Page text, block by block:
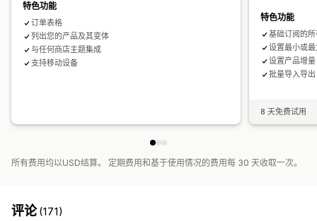
特色功能
订单表格
列出您的产品及其变体
与任何商店主题集成
支持移动设备
特色功能
基础订阅的
设置最小或
设置产品增量
批量导入导出
8 天免费试用
所有费用均以USD结算。 定期费用和基于使用情况的费用每 30 天收取一次。
评论(171)